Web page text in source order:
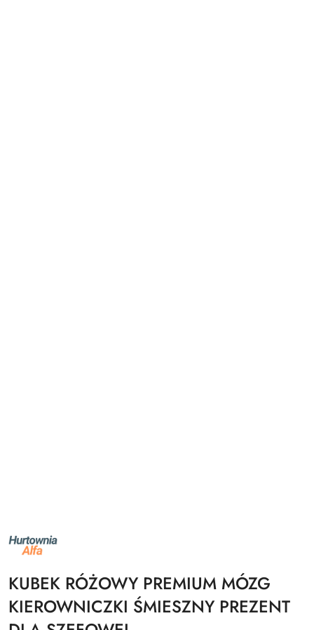
NAZWA
PRODUCENTA:
ALFA
KUBEK RÓŻOWY PREMIUM MÓZG
KIEROWNICZKI ŚMIESZNY PREZENT